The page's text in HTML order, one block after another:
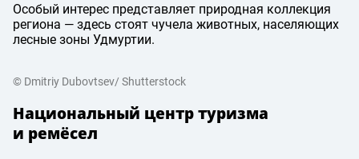
Особый интерес представляет природная коллекция
региона — здесь стоят чучела животных, населяющих
лесные зоны Удмуртии.
© Dmitriy Dubovtsev/ Shutterstock
Национальный центр туризма
и ремёсел